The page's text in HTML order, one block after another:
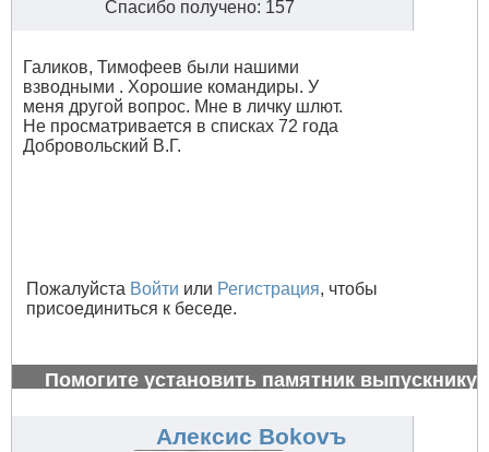
Спасибо получено: 157
Галиков, Тимофеев были нашими
взводными . Хорошие командиры. У
меня другой вопрос. Мне в личку шлют.
Не просматривается в списках 72 года
Добровольский В.Г.
Пожалуйста Войти или Регистрация, чтобы
присоединиться к беседе.
Помогите установить памятник выпускнику
Алексис Bokovъ